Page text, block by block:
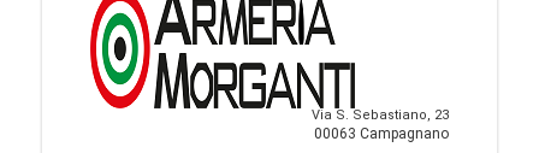
Via S. Sebastiano, 23
00063 Campagnano